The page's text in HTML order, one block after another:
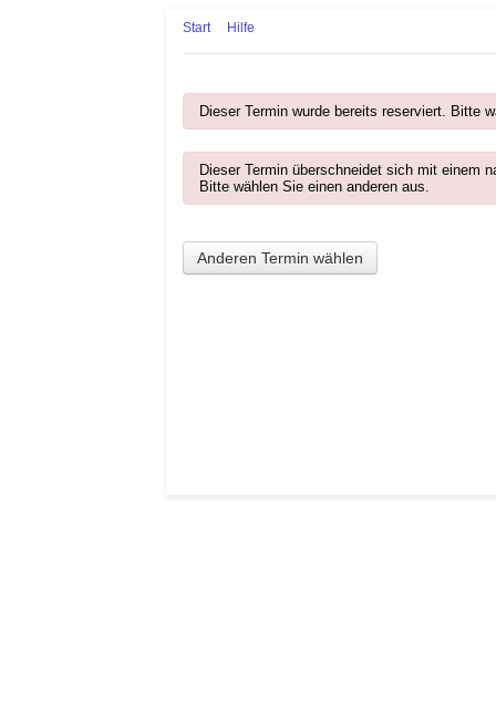
Start Hilfe
Dieser Termin wurde bereits reserviert. Bitte
Dieser Termin überschneidet sich mit einem
Bitte wählen Sie einen anderen aus.